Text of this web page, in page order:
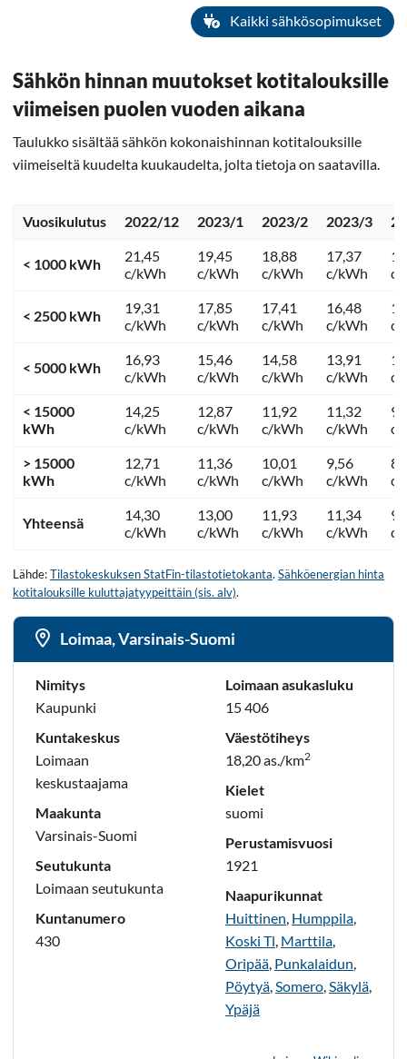
Kaikki sähkösopimukset
Sähkön hinnan muutokset kotitalouksille
viimeisen puolen vuoden aikana
Taulukko sisältää sähkön kokonaishinnan kotitalouksille
viimeiseltä kuudelta kuukaudelta, jolta tietoja on saatavilla.
Vuosikulutus 2022/12 2023/1 2023/2 2023/3
< 1000 kWh
21,45
c/kWh
19,45
c/kWh
18,88
c/kWh
17,37
c/kWh
c/
< 2500 kWh
19,31
c/kWh
17,85
c/kWh
17,41
c/kWh
16,48
c/kWh
c/
< 5000 kWh
16,93
c/kWh
15,46
c/kWh
14,58
c/kWh
13,91
c/kWh
c/
< 15000
kWh
14,25
c/kWh
12,87
c/kWh
11,92
c/kWh
11,32
c/kWh
c/
> 15000
kWh
12,71
c/kWh
11,36
c/kWh
10,01
c/kWh
9,56
c/kWh
c/
Yhteensä
14,30
c/kWh
13,00
c/kWh
11,93
c/kWh
11,34
c/kWh
c/
Lähde:Tilastokeskuksen StatFin-tilastotietokanta. Sähköenergian hinta
kotitalouksille kuluttajatyypeittäin (sis. alv).
Loimaa, Varsinais-Suomi
Nimitys
Kaupunki
Kuntakeskus
Loimaan
keskustaajama
Maakunta
Varsinais-Suomi
Seutukunta
Loimaan seutukunta
Kuntanumero
430
Loimaan asukasluku
15 406
Väestötiheys
18,20 as./km2
Kielet
suomi
Perustamisvuosi
1921
Naapurikunnat
Huittinen Humppila
Koski Tl Marttila
Oripää Punkalaidun
Pöytyä Somero Säkylä
Ypäjä